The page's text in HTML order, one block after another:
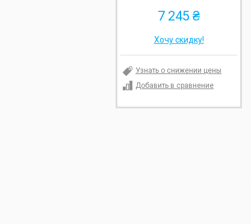
7 245 ₴
Хочу скидку!
Узнать о снижении цены
Добавить в сравнение